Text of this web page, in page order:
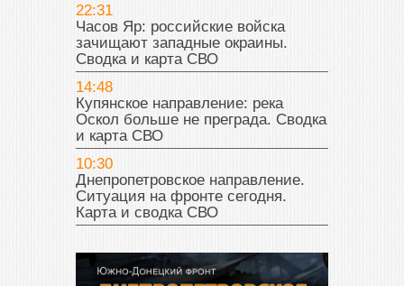
22:31
Часов Яр: российские войска
зачищают западные окраины.
Сводка и карта СВО
14:48
Купянское направление: река
Оскол больше не преграда. Сводка
и карта СВО
10:30
Днепропетровское направление.
Ситуация на фронте сегодня.
Карта и сводка СВО